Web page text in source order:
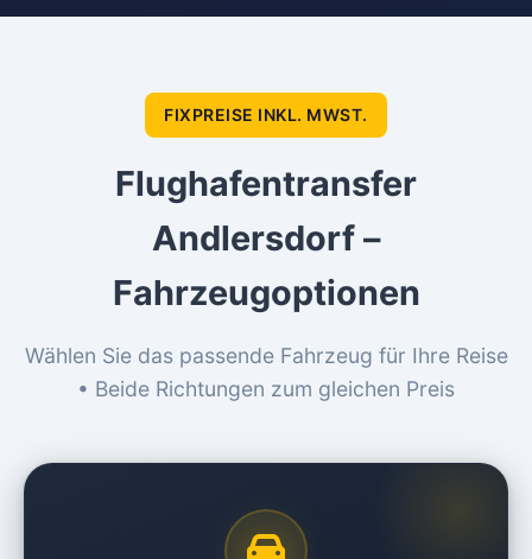
FIXPREISE INKL. MWST.
Flughafentransfer
Andlersdorf –
Fahrzeugoptionen
Wählen Sie das passende Fahrzeug für Ihre Reise
• Beide Richtungen zum gleichen Preis